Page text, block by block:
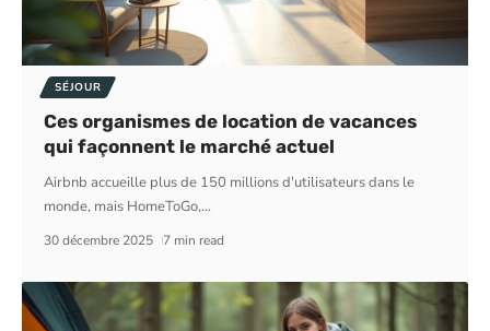
SÉJOUR
Ces organismes de location de vacances
qui façonnent le marché actuel
Airbnb accueille plus de 150 millions d'utilisateurs dans le
monde, mais HomeToGo,…
30 décembre 2025 7 min read